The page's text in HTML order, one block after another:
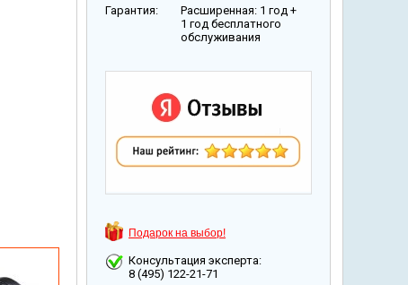
Гарантия:
Расширенная: 1 год +
1 год бесплатного
обслуживания
Подарок на выбор!
Консультация эксперта:
8 (495) 122-21-71